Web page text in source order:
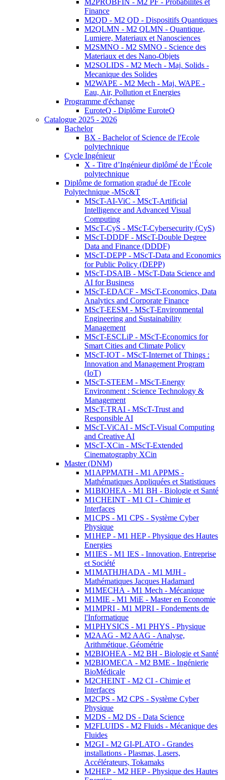
M2PROBFIN - M2 PF - Probabilités et
Finance
M2QD - M2 QD - Dispositifs Quantiques
M2QLMN - M2 QLMN - Quantique,
Lumiere, Materiaux et Nanosciences
M2SMNO - M2 SMNO - Science des
Materiaux et des Nano-Objets
M2SOLIDS - M2 Mech - Maj. Solids -
Mecanique des Solides
M2WAPE - M2 Mech - Maj. WAPE -
Eau, Air, Pollution et Energies
Programme d'échange
EuroteQ - Diplôme EuroteQ
Catalogue 2025 - 2026
Bachelor
BX - Bachelor of Science de l'Ecole
polytechnique
Cycle Ingénieur
X - Titre d’Ingénieur diplômé de l’École
polytechnique
Diplôme de formation gradué de l'Ecole
Polytechnique -MSc&T
MScT-AI-ViC - MScT-Artificial
Intelligence and Advanced Visual
Computing
MScT-CyS - MScT-Cybersecurity (CyS)
MScT-DDDF - MScT-Double Degree
Data and Finance (DDDF)
MScT-DEPP - MScT-Data and Economics
for Public Policy (DEPP)
MScT-DSAIB - MScT-Data Science and
AI for Business
MScT-EDACF - MScT-Economics, Data
Analytics and Corporate Finance
MScT-EESM - MScT-Environmental
Engineering and Sustainability
Management
MScT-ESCLiP - MScT-Economics for
Smart Cities and Climate Policy
MScT-IOT - MScT-Internet of Things :
Innovation and Management Program
(IoT)
MScT-STEEM - MScT-Energy
Environment : Science Technology &
Management
MScT-TRAI - MScT-Trust and
Responsible AI
MScT-ViCAI - MScT-Visual Computing
and Creative AI
MScT-XCin - MScT-Extended
Cinematography XCin
Master (DNM)
M1APPMATH - M1 APPMS -
Mathématiques Appliquées et Statistiques
M1BIOHEA - M1 BH - Biologie et Santé
M1CHEINT - M1 CI - Chimie et
Interfaces
M1CPS - M1 CPS - Système Cyber
Physique
M1HEP - M1 HEP - Physique des Hautes
Energies
M1IES - M1 IES - Innovation, Entreprise
et Société
M1MATHJHADA - M1 MJH -
Mathématiques Jacques Hadamard
M1MECHA - M1 Mech - Mécanique
M1MIE - M1 MiE - Master en Economie
M1MPRI - M1 MPRI - Fondements de
l'Informatique
M1PHYSICS - M1 PHYS - Physique
M2AAG - M2 AAG - Analyse,
Arithmétique, Géométrie
M2BIOHEA - M2 BH - Biologie et Santé
M2BIOMECA - M2 BME - Ingénierie
BioMédicale
M2CHEINT - M2 CI - Chimie et
Interfaces
M2CPS - M2 CPS - Système Cyber
Physique
M2DS - M2 DS - Data Science
M2FLUIDS - M2 Fluids - Mécanique des
Fluides
M2GI - M2 GI-PLATO - Grandes
installations - Plasmas, Lasers,
Accélérateurs, Tokamaks
M2HEP - M2 HEP - Physique des Hautes